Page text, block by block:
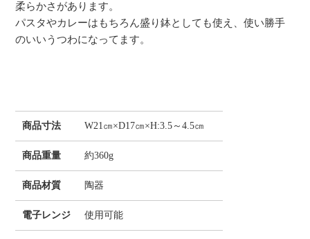
柔らかさがあります。
パスタやカレーはもちろん盛り鉢としても使え、使い勝手
のいいうつわになってます。
商品寸法 W21㎝×D17㎝×H:3.5～4.5㎝
商品重量 約360g
商品材質 陶器
電子レンジ 使用可能